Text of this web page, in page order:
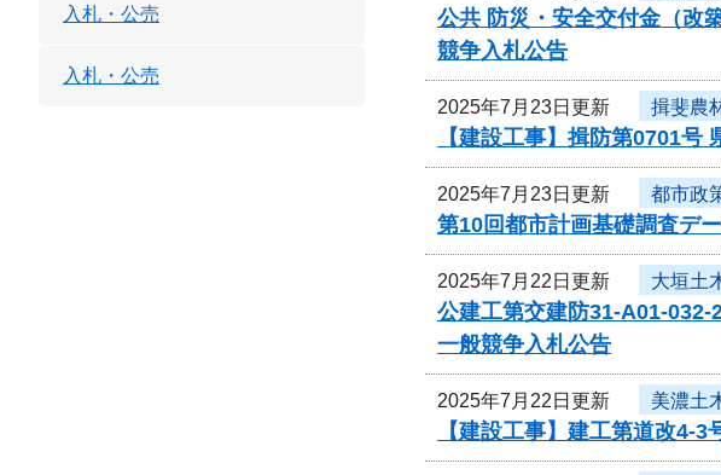
公共 防災・安全交付金（改
競争入札公告
2025年7月23日更新 揖斐農
【建設工事】揖防第0701
2025年7月23日更新 都市政
第10回都市計画基礎調査デ
2025年7月22日更新 大垣土
公建工第交建防31-A01-
一般競争入札公告
2025年7月22日更新 美濃土
【建設工事】建工第道改
入札・公売
入札・公売